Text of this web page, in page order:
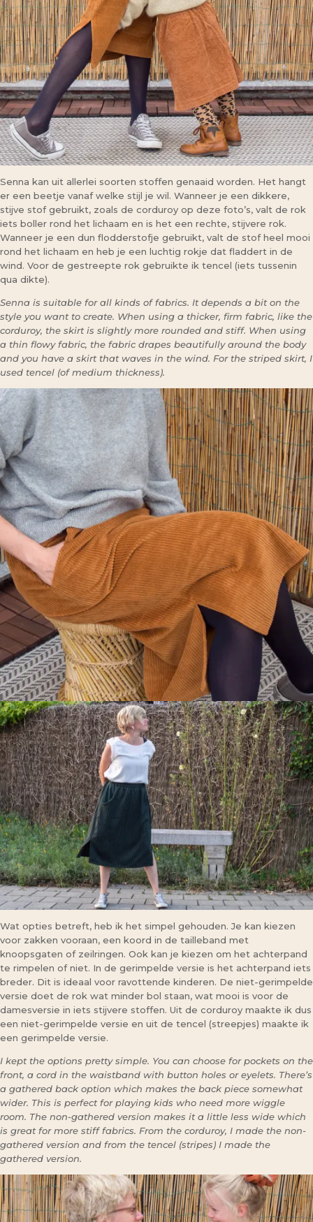
Senna kan uit allerlei soorten stoffen genaaid worden. Het hangt
er een beetje vanaf welke stijl je wil. Wanneer je een dikkere,
stijve stof gebruikt, zoals de corduroy op deze foto’s, valt de rok
iets boller rond het lichaam en is het een rechte, stijvere rok.
Wanneer je een dun flodderstofje gebruikt, valt de stof heel mooi
rond het lichaam en heb je een luchtig rokje dat fladdert in de
wind. Voor de gestreepte rok gebruikte ik tencel (iets tussenin
qua dikte).
Senna is suitable for all kinds of fabrics. It depends a bit on the
style you want to create. When using a thicker, firm fabric, like the
corduroy, the skirt is slightly more rounded and stiff. When using
a thin flowy fabric, the fabric drapes beautifully around the body
and you have a skirt that waves in the wind. For the striped skirt, I
used tencel (of medium thickness).
Wat opties betreft, heb ik het simpel gehouden. Je kan kiezen
voor zakken vooraan, een koord in de tailleband met
knoopsgaten of zeilringen. Ook kan je kiezen om het achterpand
te rimpelen of niet. In de gerimpelde versie is het achterpand iets
breder. Dit is ideaal voor ravottende kinderen. De niet-gerimpelde
versie doet de rok wat minder bol staan, wat mooi is voor de
damesversie in iets stijvere stoffen. Uit de corduroy maakte ik dus
een niet-gerimpelde versie en uit de tencel (streepjes) maakte ik
een gerimpelde versie.
I kept the options pretty simple. You can choose for pockets on the
front, a cord in the waistband with button holes or eyelets. There’s
a gathered back option which makes the back piece somewhat
wider. This is perfect for playing kids who need more wiggle
room. The non-gathered version makes it a little less wide which
is great for more stiff fabrics. From the corduroy, I made the non-
gathered version and from the tencel (stripes) I made the
gathered version.